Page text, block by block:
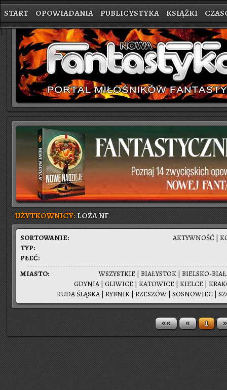
START OPOWIADANIA PUBLICYSTYKA KSIĄŻKI
}
UŻYTKOWNICY:LOŻA NF
AK­TYW­NOŚĆ |
SOR­TO­WA­NIE:
TYP:
PŁEĆ:
WSZYST­KIE | BIA­ŁY­STOK | BIEL­SKO-
GDY­NIA| GLI­WI­CE | KA­TO­WI­CE | KIEL­CE |
RUDA ŚLĄ­SKA| RYB­NIK | RZE­SZÓW | SO­SNO­WIEC |
MIA­STO:
«« « 1 »